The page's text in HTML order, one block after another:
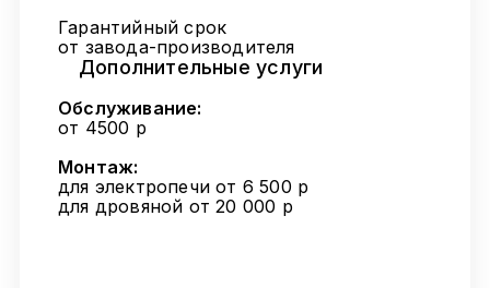
Гарантийный срок
от завода-производителя
Дополнительные услуги
Обслуживание:
от 4500 р
Монтаж:
для электропечи от 6 500 р
для дровяной от 20 000 р